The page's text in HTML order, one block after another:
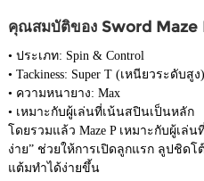
คุณสมบัติของ Sword Maze
• ประเภท: Spin & Control
• Tackiness: Super T (เหนียวระดับสูง)
• ความหนายาง: Max
• เหมาะกับผู้เล่นที่เน้นสปินเป็นหลัก
โดยรวมแล้ว Maze P เหมาะกับผู้เล่
ง่าย” ช่วยให้การเปิดลูกแรก ลูปชิดโ
แต้มทำได้ง่ายขึ้น